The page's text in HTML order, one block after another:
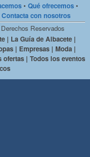
• Qué ofrecemos•
Contacta con nosotros
Reservados
| La Guía de Albacete |
| Empresas | Moda |
ofertas | Todos los eventos